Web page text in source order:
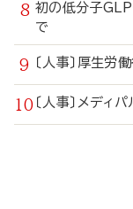
初の低分子
で
〔人事〕厚生
〔人事〕メディ